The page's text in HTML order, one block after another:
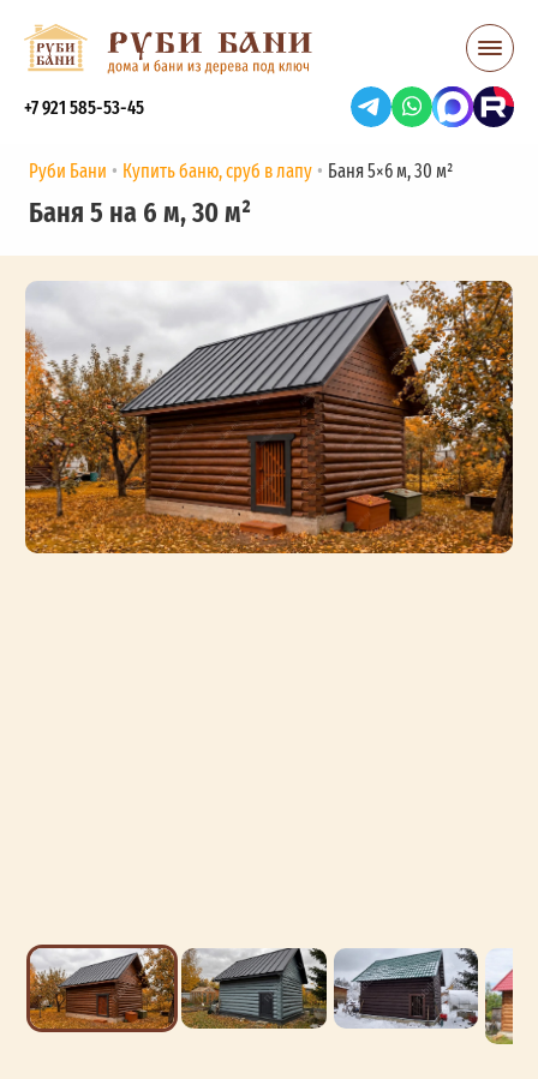
+7 921 585-53-45
Руби Бани Купить баню, сруб в лапу Баня 5×6 м, 30 м²
Баня 5 на 6 м, 30 м²